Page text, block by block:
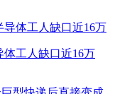
工人缺口近16万